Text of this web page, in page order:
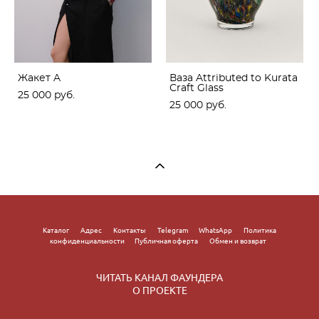
Жакет A
25 000 pуб.
Ваза Attributed to Kurata
Craft Glass
25 000 pуб.
Каталог Адрес Контакты Telegram WhatsApp
Политика
конфиденциальности
Публичная оферта Обмен и возврат
ЧИТАТЬ КАНАЛ ФАУНДЕРА
О ПРОЕКТЕ